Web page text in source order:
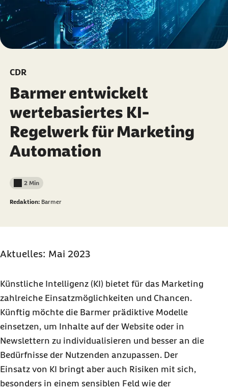
CDR
Barmer entwickelt
wertebasiertes KI-
Regelwerk für Marketing
Automation
Lesedauer weniger als
2 Min
Redaktion: Barmer
Aktuelles: Mai 2023
Künstliche Intelligenz (KI) bietet für das Marketing
zahlreiche Einsatzmöglichkeiten und Chancen.
Künftig möchte die Barmer prädiktive Modelle
einsetzen, um Inhalte auf der Website oder in
Newslettern zu individualisieren und besser an die
Bedürfnisse der Nutzenden anzupassen. Der
Einsatz von KI bringt aber auch Risiken mit sich,
besonders in einem sensiblen Feld wie der